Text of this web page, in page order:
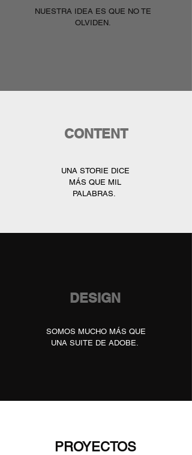
NUESTRA IDEA ES QUE NO TE
OLVIDEN.
CONTENT
UNA STORIE DICE
MÁS QUE MIL
PALABRAS.
DESIGN
SOMOS MUCHO MÁS QUE
UNA SUITE DE ADOBE.
PROYECTOS